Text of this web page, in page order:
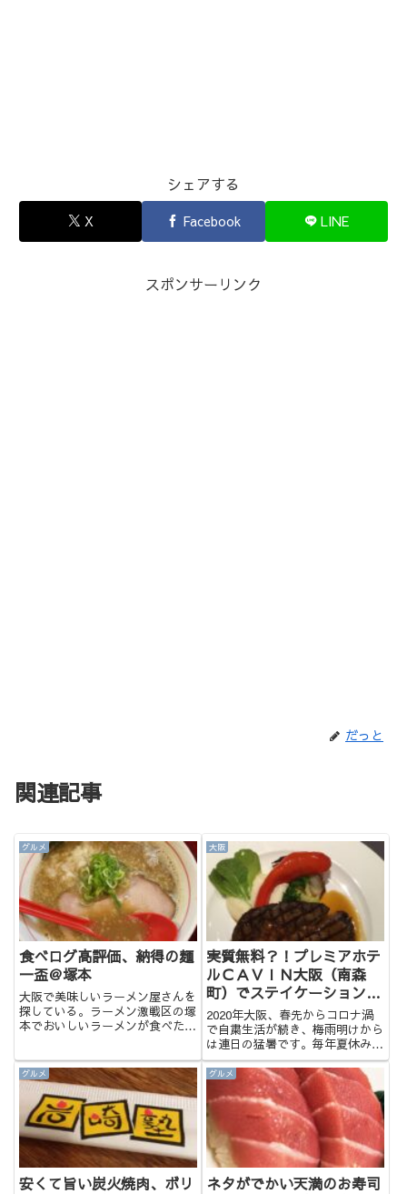
シェアする
X Facebook LINE
スポンサーリンク
だっと
関連記事
グルメ
食べログ高評価、納得の麺
一盃＠塚本
大阪で美味しいラーメン屋さんを
探している。ラーメン激戦区の塚
本でおいしいラーメンが食べた
に行ってきました。Noヌード
ル、Noライフ、ラーメン大好き
サラリーマンがレポートします。
麺一...
大阪
実質無料？！プレミアホテ
ルＣＡＶＩＮ大阪（南森
町）でステイケーションを
満喫してきた
2020年大阪、春先からコロナ渦
で自粛生活が続き、梅雨明けから
は連日の猛暑です。毎年夏休みは
海外旅行か地元への帰省していま
すが、このような状況でもありま
すので、この夏は近所のホテルで
ステイケーションに決定！という
ことで前回、当ブログでご紹介...
グルメ
安くて旨い炭火焼肉、ボリ
グルメ
ネタがでかい天満のお寿司